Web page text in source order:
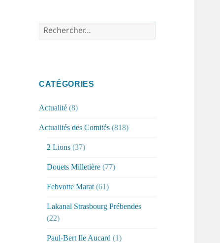
Rechercher :
CATÉGORIES
Actualité (8)
Actualités des Comités (818)
2 Lions (37)
Douets Milletière (77)
Febvotte Marat (61)
Lakanal Strasbourg Prébendes
(22)
Paul-Bert Ile Aucard (1)